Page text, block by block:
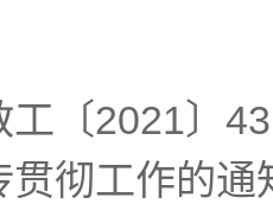
工〔2021〕
贯彻工作的通